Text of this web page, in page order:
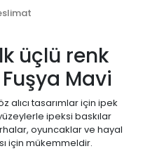
üçlü renk
Mavi
alıcı tasarımlar için ipek
ipeksi baskılar
oyuncaklar ve hayal
için mükemmeldir.